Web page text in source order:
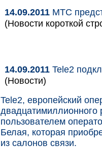
14.09.2011 МТС
(Новости короткой
14.09.2011 Tele2
(Новости)
Tele2, европейский
двадцатимиллионного
пользователем
Белая, которая
из салонов связи.